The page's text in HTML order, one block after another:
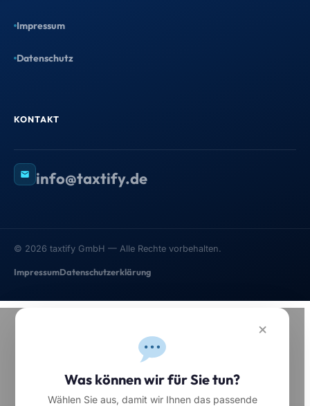
Impressum
Datenschutz
KONTAKT
info@taxtify.de
© 2026 taxtify GmbH — Alle Rechte vorbehalten.
ImpressumDatenschutzerklärung
×
Was können wir für Sie tun?
Wählen Sie aus, damit wir Ihnen das passende